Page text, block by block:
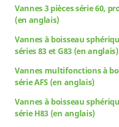
Vannes3 pièces série 60,
(en anglais)
Vannesà boisseau
séries 83 et G83 (en anglais)
Vannes multifonctions à
série AFS (en anglais)
Vannesà boisseau
série H83 (en anglais)